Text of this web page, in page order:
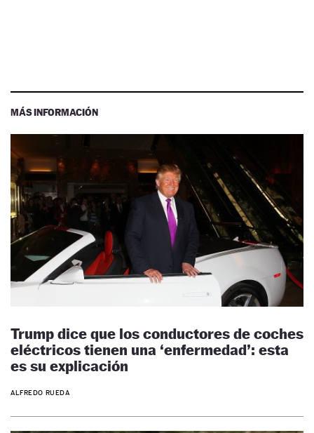
MÁS INFORMACIÓN
Trump dice que los conductores de coches
eléctricos tienen una ‘enfermedad’: esta
es su explicación
ALFREDO RUEDA